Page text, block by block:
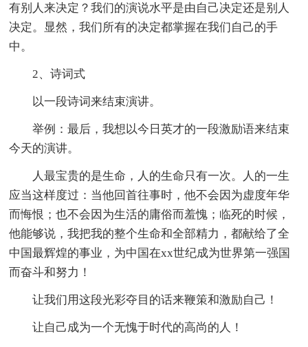
有别人来决定？我们的演说水平是由自己决定还是别人
决定。显然，我们所有的决定都掌握在我们自己的手
中。
2、诗词式
以一段诗词来结束演讲。
举例：最后，我想以今日英才的一段激励语来结束
今天的演讲。
人最宝贵的是生命，人的生命只有一次。人的一生
应当这样度过：当他回首往事时，他不会因为虚度年华
而悔恨；也不会因为生活的庸俗而羞愧；临死的时候，
他能够说，我把我的整个生命和全部精力，都献给了全
中国最辉煌的事业，为中国在xx世纪成为世界第一强国
而奋斗和努力！
让我们用这段光彩夺目的话来鞭策和激励自己！
让自己成为一个无愧于时代的高尚的人！